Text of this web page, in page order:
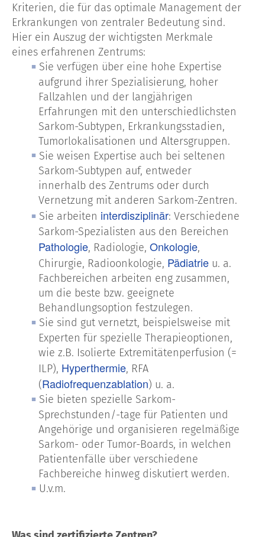
Kriterien, die für das optimale Management der
Erkrankungen von zentraler Bedeutung sind.
Hier ein Auszug der wichtigsten Merkmale
eines erfahrenen Zentrums:
Sie verfügen über eine hohe Expertise
aufgrund ihrer Spezialisierung, hoher
Fallzahlen und der langjährigen
Erfahrungen mit den unterschiedlichsten
Sarkom-Subtypen, Erkrankungsstadien,
Tumorlokalisationen und Altersgruppen.
Sie weisen Expertise auch bei seltenen
Sarkom-Subtypen auf, entweder
innerhalb des Zentrums oder durch
Vernetzung mit anderen Sarkom-Zentren.
Sie arbeiten interdisziplinär: Verschiedene
Sarkom-Spezialisten aus den Bereichen
Pathologie, Radiologie, Onkologie,
Chirurgie, Radioonkologie, Pädiatrie u. a.
Fachbereichen arbeiten eng zusammen,
um die beste bzw. geeignete
Behandlungsoption festzulegen.
Sie sind gut vernetzt, beispielsweise mit
Experten für spezielle Therapieoptionen,
wie z.B. Isolierte Extremitätenperfusion (=
ILP), Hyperthermie, RFA
(Radiofrequenzablation) u. a.
Sie bieten spezielle Sarkom-
Sprechstunden/-tage für Patienten und
Angehörige und organisieren regelmäßige
Sarkom- oder Tumor-Boards, in welchen
Patientenfälle über verschiedene
Fachbereiche hinweg diskutiert werden.
U.v.m.